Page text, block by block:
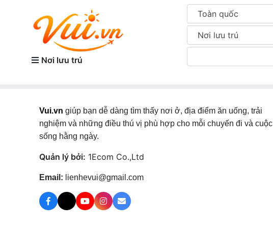
Nơi lưu trú
Toàn quốc
Nơi lưu trú
Vui.vn giúp bạn dễ dàng tìm thấy nơi ở, địa điểm ăn uống, trải
nghiệm và những điều thú vị phù hợp cho mỗi chuyến đi và cuộc
sống hằng ngày.
Quản lý bởi: 1Ecom Co.,Ltd
Email: lienhevui@gmail.com